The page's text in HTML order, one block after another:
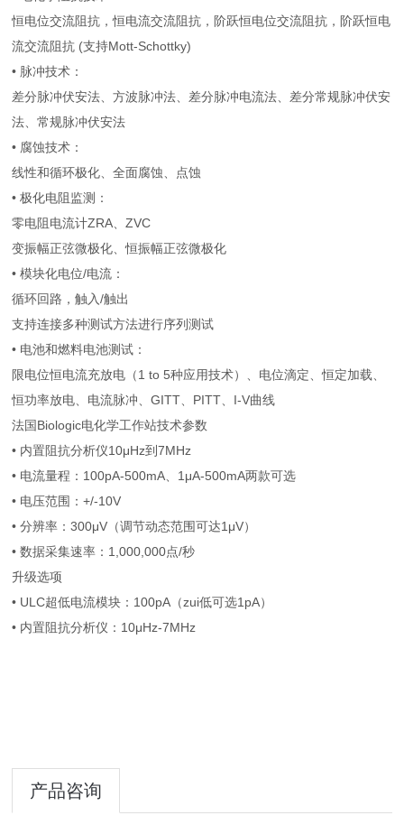
恒电位交流阻抗，恒电流交流阻抗，阶跃恒电位交流阻抗，阶跃恒电
流交流阻抗 (支持Mott-Schottky)
• 脉冲技术：
差分脉冲伏安法、方波脉冲法、差分脉冲电流法、差分常规脉冲伏安
法、常规脉冲伏安法
• 腐蚀技术：
线性和循环极化、全面腐蚀、点蚀
• 极化电阻监测：
零电阻电流计ZRA、ZVC
变振幅正弦微极化、恒振幅正弦微极化
• 模块化电位/电流：
循环回路，触入/触出
支持连接多种测试方法进行序列测试
• 电池和燃料电池测试：
限电位恒电流充放电（1 to 5种应用技术）、电位滴定、恒定加载、
恒功率放电、电流脉冲、GITT、PITT、I-V曲线
法国Biologic电化学工作站技术参数
• 内置阻抗分析仪10μHz到7MHz
• 电流量程：100pA-500mA、1μA-500mA两款可选
• 电压范围：+/-10V
• 分辨率：300μV（调节动态范围可达1μV）
• 数据采集速率：1,000,000点/秒
升级选项
• ULC超低电流模块：100pA（zui低可选1pA）
• 内置阻抗分析仪：10μHz-7MHz
产品咨询